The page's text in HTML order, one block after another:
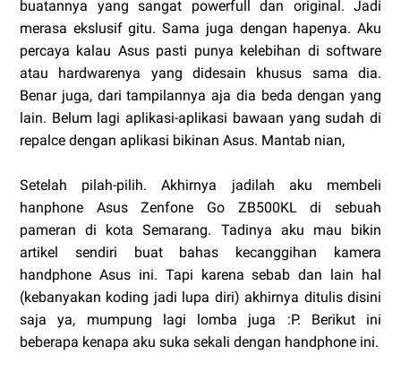
buatannya yang sangat powerfull dan original. Jadi
merasa ekslusif gitu. Sama juga dengan hapenya. Aku
percaya kalau Asus pasti punya kelebihan di software
atau hardwarenya yang didesain khusus sama dia.
Benar juga, dari tampilannya aja dia beda dengan yang
lain. Belum lagi aplikasi-aplikasi bawaan yang sudah di
repalce dengan aplikasi bikinan Asus. Mantab nian,
Setelah pilah-pilih. Akhirnya jadilah aku membeli
hanphone Asus Zenfone Go ZB500KL di sebuah
pameran di kota Semarang. Tadinya aku mau bikin
artikel sendiri buat bahas kecanggihan kamera
handphone Asus ini. Tapi karena sebab dan lain hal
(kebanyakan koding jadi lupa diri) akhirnya ditulis disini
saja ya, mumpung lagi lomba juga :P. Berikut ini
beberapa kenapa aku suka sekali dengan handphone ini.